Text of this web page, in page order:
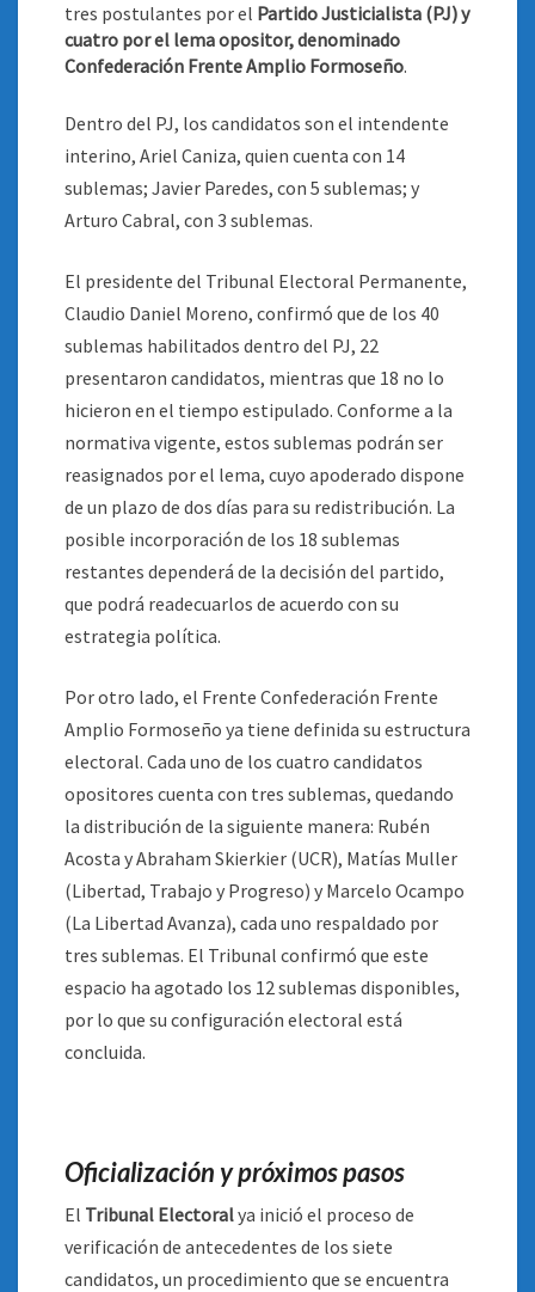
tres postulantes por el Partido Justicialista (PJ) y
cuatro por el lema opositor, denominado
Confederación Frente Amplio Formoseño.
Dentro del PJ, los candidatos son el intendente
interino, Ariel Caniza, quien cuenta con 14
sublemas; Javier Paredes, con 5 sublemas; y
Arturo Cabral, con 3 sublemas.
El presidente del Tribunal Electoral Permanente,
Claudio Daniel Moreno, confirmó que de los 40
sublemas habilitados dentro del PJ, 22
presentaron candidatos, mientras que 18 no lo
hicieron en el tiempo estipulado. Conforme a la
normativa vigente, estos sublemas podrán ser
reasignados por el lema, cuyo apoderado dispone
de un plazo de dos días para su redistribución. La
posible incorporación de los 18 sublemas
restantes dependerá de la decisión del partido,
que podrá readecuarlos de acuerdo con su
estrategia política.
Por otro lado, el Frente Confederación Frente
Amplio Formoseño ya tiene definida su estructura
electoral. Cada uno de los cuatro candidatos
opositores cuenta con tres sublemas, quedando
la distribución de la siguiente manera: Rubén
Acosta y Abraham Skierkier (UCR), Matías Muller
(Libertad, Trabajo y Progreso) y Marcelo Ocampo
(La Libertad Avanza), cada uno respaldado por
tres sublemas. El Tribunal confirmó que este
espacio ha agotado los 12 sublemas disponibles,
por lo que su configuración electoral está
concluida.
Oficialización y próximos pasos
El Tribunal Electoralya inició el proceso de
verificación de antecedentes de los siete
candidatos, un procedimiento que se encuentra